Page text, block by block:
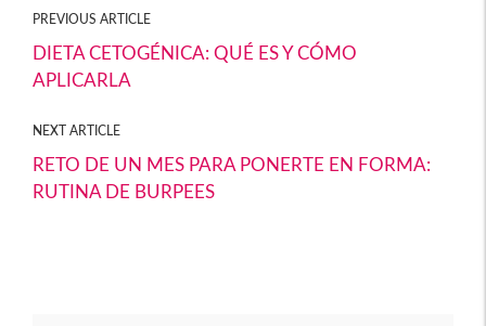
o
o
k
er
ar
PREVIOUS ARTICLE
DIETA CETOGÉNICA: QUÉ ES Y CÓMO
APLICARLA
NEXT ARTICLE
RETO DE UN MES PARA PONERTE EN FORMA:
RUTINA DE BURPEES